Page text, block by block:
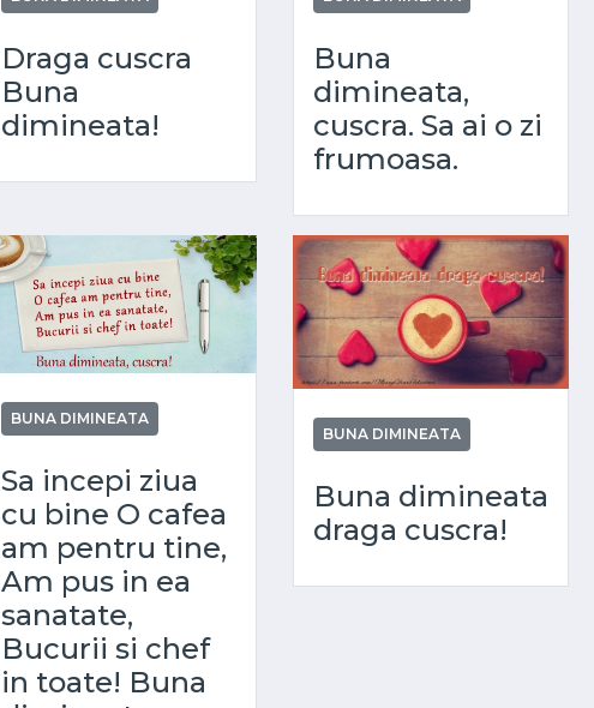
Draga cuscra
Buna
dimineata!
Buna
dimineata,
cuscra. Sa ai o zi
frumoasa.
BUNA DIMINEATA
Sa incepi ziua
cu bine O cafea
am pentru tine,
Am pus in ea
sanatate,
Bucurii si chef
in toate! Buna
BUNA DIMINEATA
Buna dimineata
draga cuscra!